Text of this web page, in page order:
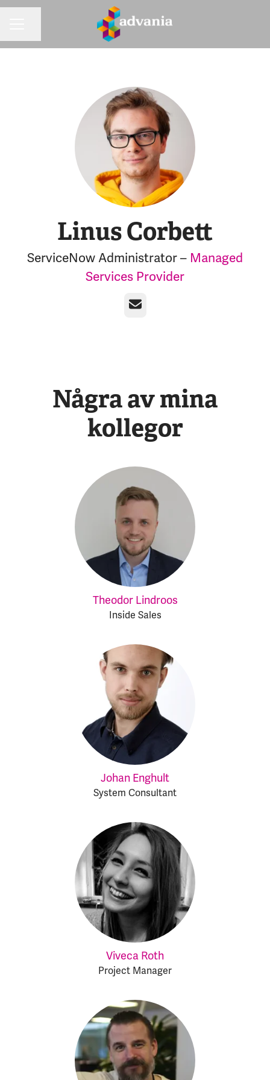
Linus Corbett
ServiceNow Administrator – Managed
Services Provider
E-post
Några av mina
kollegor
Theodor Lindroos
Inside Sales
Johan Enghult
System Consultant
Viveca Roth
Project Manager